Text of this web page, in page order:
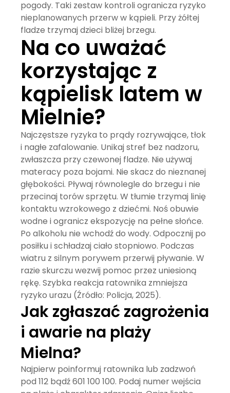
pogody. Taki zestaw kontroli ogranicza ryzyko
nieplanowanych przerw w kąpieli. Przy żółtej
fladze trzymaj dzieci bliżej brzegu.
Na co uważać
korzystając z
kąpielisk latem w
Mielnie?
Najczęstsze ryzyka to prądy rozrywające, tłok
i nagłe zafalowanie. Unikaj stref bez nadzoru,
zwłaszcza przy czewonej fladze. Nie używaj
materacy poza bojami. Nie skacz do nieznanej
głębokości. Pływaj równolegle do brzegu i nie
przecinaj torów sprzętu. W tłumie trzymaj linię
kontaktu wzrokowego z dziećmi. Noś obuwie
wodne i ogranicz ekspozycję na pełne słońce.
Po alkoholu nie wchodź do wody. Odpocznij po
posiłku i schładzaj ciało stopniowo. Podczas
wiatru z silnym porywem przerwij pływanie. W
razie skurczu wezwij pomoc przez uniesioną
rękę. Szybka reakcja ratownika zmniejsza
ryzyko urazu (Źródło: Policja, 2025).
Jak zgłaszać zagrożenia
i awarie na plaży
Mielna?
Najpierw poinformuj ratownika lub zadzwoń
pod 112 bądź 601 100 100. Podaj numer wejścia